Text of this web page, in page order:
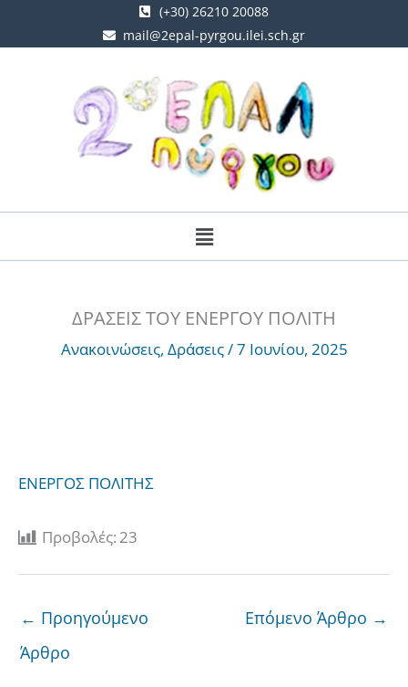
(+30) 26210 20088
mail@2epal-pyrgou.ilei.sch.gr
Menu
ΔΡΑΣΕΙΣ ΤΟΥ ΕΝΕΡΓΟΥ ΠΟΛΙΤΗ
Ανακοινώσεις, Δράσεις/7 Ιουνίου, 2025
ΕΝΕΡΓΟΣ ΠΟΛΙΤΗΣ
Προβολές: 23
← Προηγούμενο
Άρθρο
Επόμενο Άρθρο →